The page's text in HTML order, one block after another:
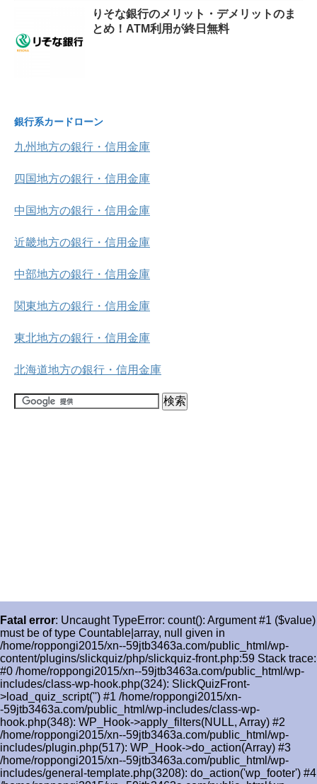
りそな銀行のメリット・デメリットのま
とめ！ATM利用が終日無料
銀行系カードローン
九州地方の銀行・信用金庫
四国地方の銀行・信用金庫
中国地方の銀行・信用金庫
近畿地方の銀行・信用金庫
中部地方の銀行・信用金庫
関東地方の銀行・信用金庫
東北地方の銀行・信用金庫
北海道地方の銀行・信用金庫
Fatal error: Uncaught TypeError: count(): Argument #1 ($value)
must be of type Countable|array, null given in
/home/roppongi2015/xn--59jtb3463a.com/public_html/wp-
content/plugins/slickquiz/php/slickquiz-front.php:59 Stack trace:
#0 /home/roppongi2015/xn--59jtb3463a.com/public_html/wp-
includes/class-wp-hook.php(324): SlickQuizFront-
>load_quiz_script('') #1 /home/roppongi2015/xn-
-59jtb3463a.com/public_html/wp-includes/class-wp-
hook.php(348): WP_Hook->apply_filters(NULL, Array) #2
/home/roppongi2015/xn--59jtb3463a.com/public_html/wp-
includes/plugin.php(517): WP_Hook->do_action(Array) #3
/home/roppongi2015/xn--59jtb3463a.com/public_html/wp-
includes/general-template.php(3208): do_action('wp_footer') #4